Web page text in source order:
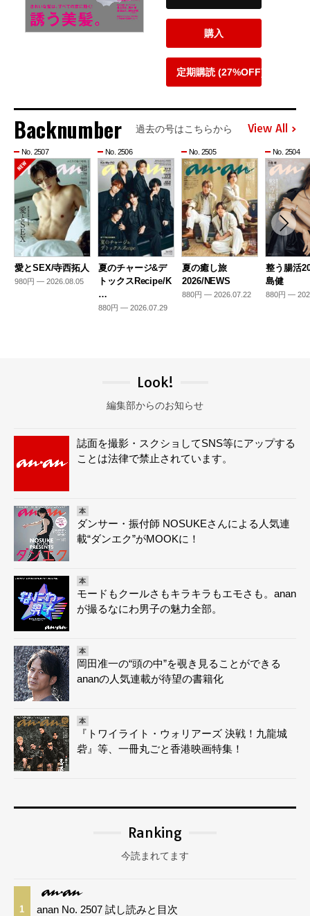
購入
定期購読 (27%OFF)
Backnumber 過去の号はこちらから View All
No. 2507
愛とSEX/寺西拓人
980円 — 2026.08.05
No. 2506
夏のチャージ&デ
トックスRecipe/K
…
880円 — 2026.07.29
No. 2505
夏の癒し旅
2026/NEWS
880円 — 2026.07.22
No. 2504
整う腸活
島健
880円 —
Look!
編集部からのお知らせ
誌面を撮影・スクショしてSNS等にアップする
ことは法律で禁止されています。
本
ダンサー・振付師 NOSUKEさんによる人気連
載“ダンエク”がMOOKに！
本
モードもクールさもキラキラもエモさも。anan
が撮るなにわ男子の魅力全部。
本
岡田准一の“頭の中”を覗き見ることができる
ananの人気連載が待望の書籍化
本
『トワイライト・ウォリアーズ 決戦！九龍城
砦』等、一冊丸ごと香港映画特集！
Ranking
今読まれてます
1 anan No. 2507 試し読みと目次